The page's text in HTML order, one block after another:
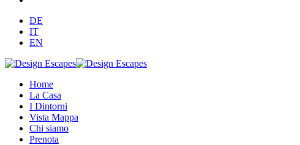
DE
IT
EN
Home
La Casa
I Dintorni
Vista Mappa
Chi siamo
Prenota